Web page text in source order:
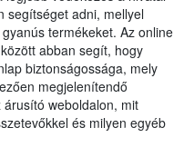
segítséget adni, mellyel
termékeket. Az online
abban segít, hogy
biztonságossága, mely
megjelenítendő
weboldalon, mit
és milyen egyéb